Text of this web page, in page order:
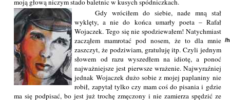
moją głową niczym stado baletnic w kusych spódniczkach.
Gdy wróciłem do siebie, nade mną stał
wyklęty, a nie do końca umarły poeta – Rafał
Wojaczek. Tego się nie spodziewałem! Natychmiast
zacząłem mamrotać pod nosem, że to dla mnie
zaszczyt, że podziwiam, gratuluję itp. Czyli jednym
słowem od razu wyszedłem na idiotę, a ponoć
najważniejsze jest pierwsze wrażenie. Najwyraźniej
jednak Wojaczek dużo sobie z mojej paplaniny nie
robił, zapytał tylko czy mam coś do pisania i gdzie
ma się podpisać, bo jest już trochę zmęczony i nie zamierza spędzić ze
/